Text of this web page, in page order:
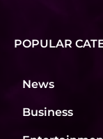
POPULAR
News
Business